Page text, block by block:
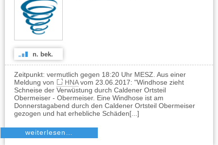
n. bek.
Zeitpunkt: vermutlich gegen 18:20 Uhr MESZ. Aus einer
Meldung von
HNAvom 23.06.2017: "Windhose zieht
Schneise der Verwüstung durch Caldener Ortsteil
Obermeiser - Obermeiser. Eine Windhose ist am
Donnerstagabend durch den Caldener Ortsteil Obermeiser
gezogen und hat erhebliche Schäden[...]
weiterlesen…